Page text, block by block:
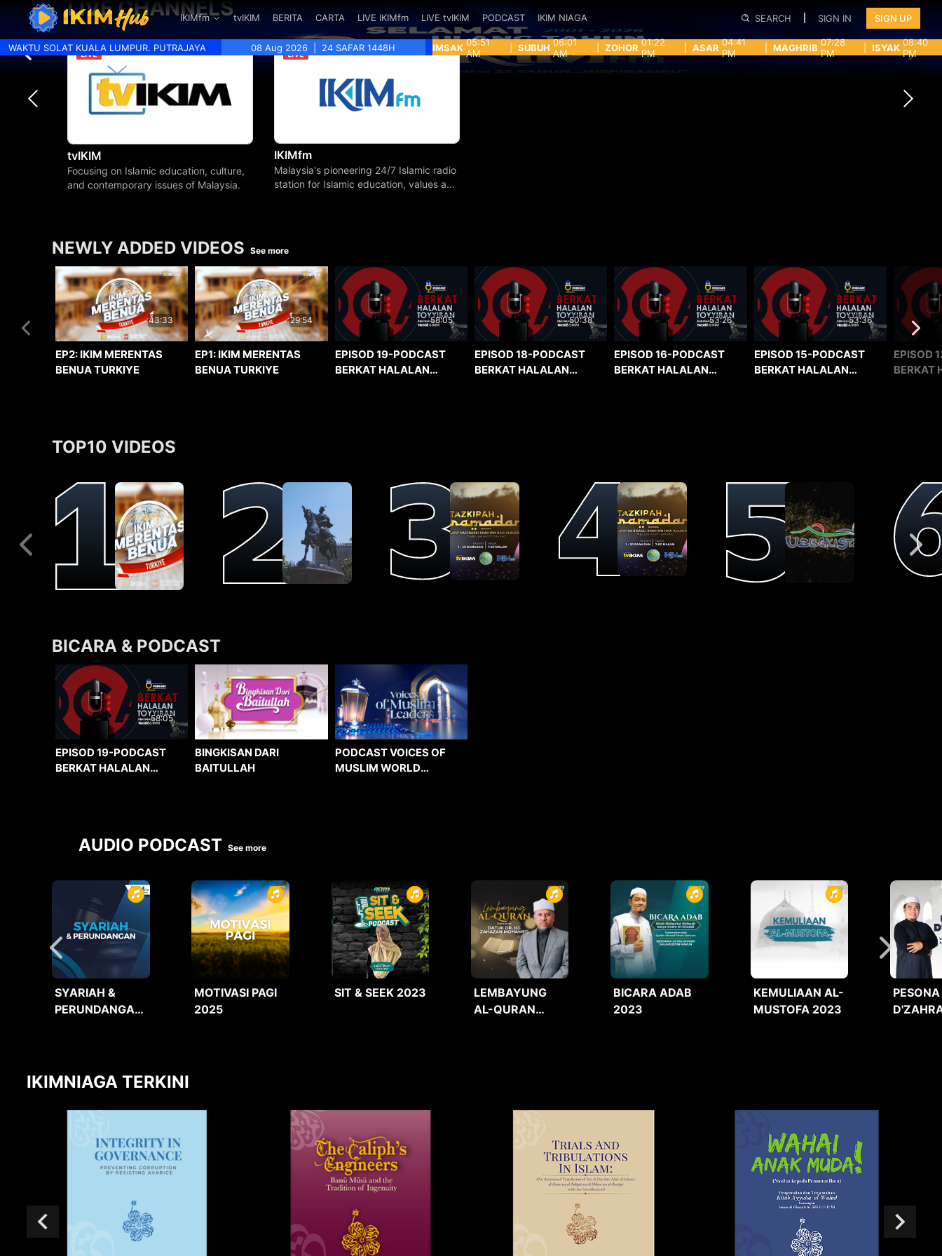
IKIMfm tvIKIM BERITA CARTA LIVE IKIMfm LIVE tvIKIM PODCAST IKIM NIAGA SEARCH SIGN IN SIGN UP
WAKTU SOLAT KUALA LUMPUR. PUTRAJAYA 08 Aug 2026 24 SAFAR 1448H IMSAK 05:51
AM
SUBUH 06:01
AM
ZOHOR 01:22
PM
ASAR 04:41
PM
MAGHRIB 07:28
PM
ISYAK 08:40
PM
LIVE CHANNELS
tvIKIM
Focusing on Islamic education, culture,
and contemporary issues of Malaysia.
IKIMfm
Malaysia's pioneering 24/7 Islamic radio
station for Islamic education, values and
NEWLY ADDED VIDEOS See more
43:33
EP2: IKIM MERENTAS
BENUA TURKIYE
29:54
EP1: IKIM MERENTAS
BENUA TURKIYE
58:05
EPISOD 19-PODCAST
BERKAT HALALAN
50:38
EPISOD 18-PODCAST
BERKAT HALALAN
53:26
EPISOD 16-PODCAST
BERKAT HALALAN
53:36
EPISOD 15-PODCAST
BERKAT HALALAN
EPISOD
BERKAT
TOP10 VIDEOS
BICARA & PODCAST
58:05
EPISOD 19-PODCAST
BERKAT HALALAN
BINGKISAN DARI
BAITULLAH
PODCAST VOICES OF
MUSLIM WORLD
AUDIO PODCAST See more
SYARIAH &
PERUNDANGAN
MOTIVASI PAGI
2025
SIT & SEEK 2023
LEMBAYUNG
AL-QURAN
BICARA ADAB
2023
KEMULIAAN AL-
MUSTOFA 2023
PESONA
IKIMNIAGA TERKINI